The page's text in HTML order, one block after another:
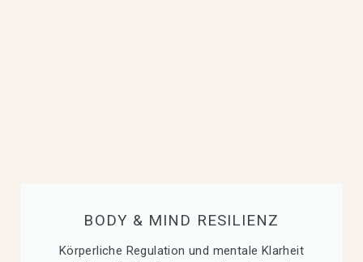
BODY & MIND RESILIENZ​
Körperliche Regulation und mentale Klarheit